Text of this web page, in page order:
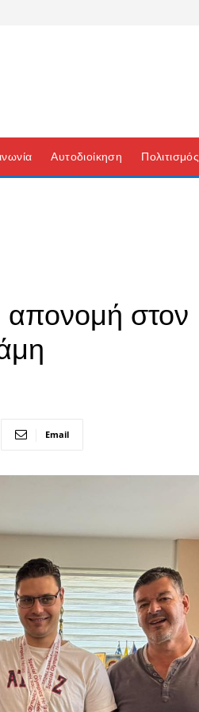
Αυτοδιοίκηση Πολιτισμός
απονομή στον
Email